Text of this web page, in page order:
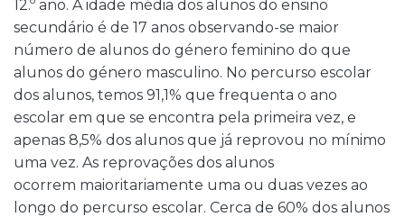
12.º ano. A idade média dos alunos do ensino
secundário é de 17 anos observando-se maior
número de alunos do género feminino do que
alunos do género masculino. No percurso escolar
dos alunos, temos 91,1% que frequenta o ano
escolar em que se encontra pela primeira vez, e
apenas 8,5% dos alunos que já reprovou no mínimo
uma vez. As reprovações dos alunos
ocorrem maioritariamente uma ou duas vezes ao
longo do percurso escolar. Cerca de 60% dos alunos